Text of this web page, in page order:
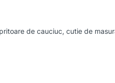
de cauciuc, cutie de